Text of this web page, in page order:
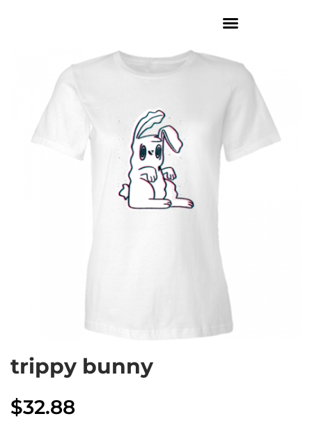
trippy bunny
$32.88